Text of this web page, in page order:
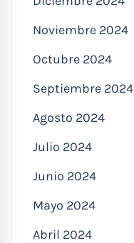
Noviembre 2024
Octubre 2024
Septiembre 2024
Agosto 2024
Julio 2024
Junio 2024
Mayo 2024
Abril 2024